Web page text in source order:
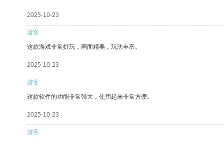
2025-10-23
游客
这款游戏非常好玩，画面精美，玩法丰富。
2025-10-23
游客
这款软件的功能非常强大，使用起来非常方便。
2025-10-23
游客